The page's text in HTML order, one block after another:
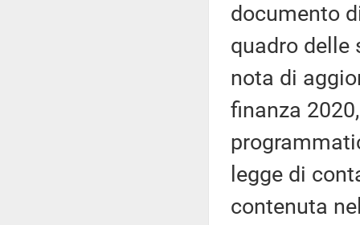
documento
quadro delle
nota di
finanza
legge di
contenuta